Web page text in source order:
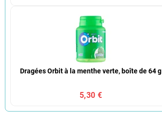
Dragées Orbit à la menthe verte, boîte de 64 g
5,30 €